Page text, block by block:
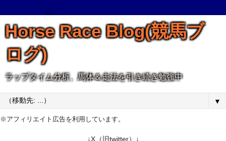
Horse Race Blog(競馬ブ
ログ)
ラップタイム分析、馬体＆走法を引き続き勉強中
▼
※アフィリエイト広告を利用しています。
↓X（旧twitter）↓